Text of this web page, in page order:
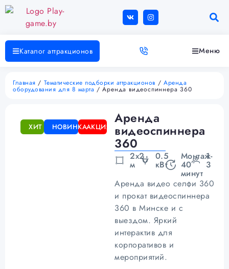
Каталог аттракционов Меню
Главная / Тематические подборки аттракционов /Аренда
оборудования для 8 марта / Аренда видеоспиннера 360
АКЦИЯ
НОВИНКА
ХИТ
Аренда
видеоспиннера
360
2х2
м
0.5
кВт
Монтаж
40
минут
1-
3
Аренда видео селфи 360
и прокат видеоспиннера
360 в Минске и с
выездом. Яркий
интерактив для
корпоративов и
мероприятий.